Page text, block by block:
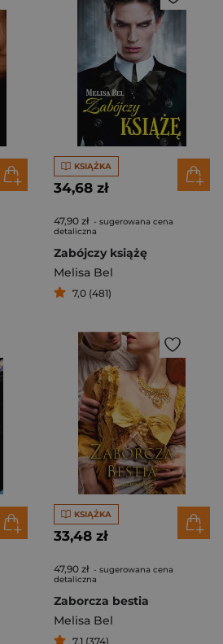
KSIĄŻKA
34,68 zł
47,90 zł - sugerowana cena
detaliczna
Zabójczy książę
Melisa Bel
7,0 (481)
KSIĄŻKA
33,48 zł
47,90 zł - sugerowana cena
detaliczna
Zaborcza bestia
Melisa Bel
7,1 (374)